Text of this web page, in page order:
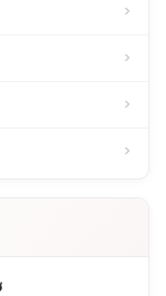
›
›
›
›